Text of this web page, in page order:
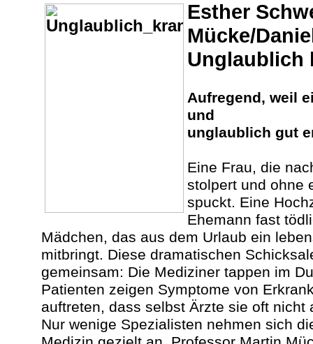
Esther
Mücke/
Unglaublich
Aufregend, weil
und
unglaublich gut
Eine Frau, die
stolpert und ohne
spuckt. Eine
Ehemann fast
Mädchen, das aus dem Urlaub ein
mitbringt. Diese dramatischen
gemeinsam: Die Mediziner tappen im
Patienten zeigen Symptome von
auftreten, dass selbst Ärzte sie oft nicht
Nur wenige Spezialisten nehmen sich